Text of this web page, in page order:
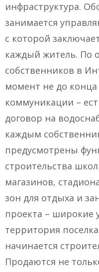
инфраструктура.
занимается
с которой
каждый житель. По
собственников в
момент не до
коммуникации –
договор на
каждым
предусмотрены
строительства
магазинов,
зон для отдыха и
проекта – широкие
территория
начинается
Продаются не